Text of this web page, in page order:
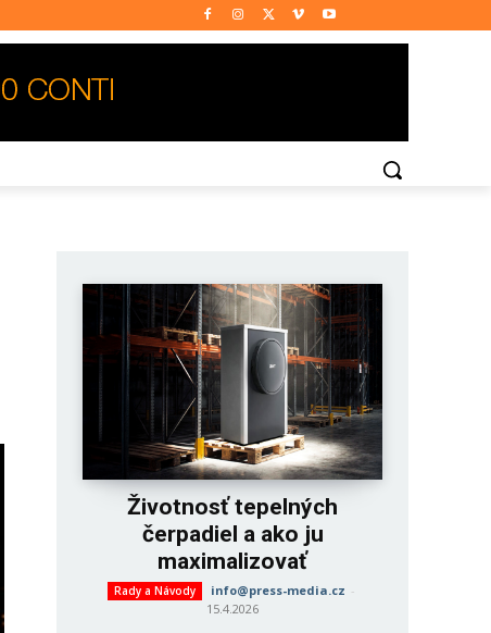
Životnosť tepelných
čerpadiel a ako ju
maximalizovať
Rady a Návody info@press-media.cz -
15.4.2026